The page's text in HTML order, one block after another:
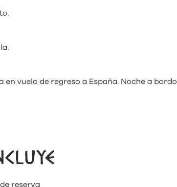
vuelo de regreso a España. Noche a bordo
reserva